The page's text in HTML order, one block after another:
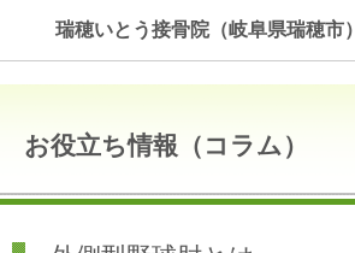
瑞穂いとう接骨院（岐阜県瑞穂市）
お役立ち情報（コラム）